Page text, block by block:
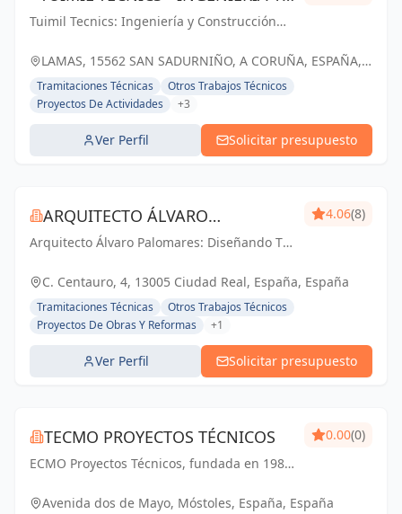
CONSTRUCCIÓN
Tuimil Tecnics: Ingeniería y Construcción
visión, nuestro compromiso.
LAMAS, 15562 SAN SADURNIÑO, A CORUÑA, ESPAÑA,
España
Tramitaciones Técnicas
Otros Trabajos Técnicos
Proyectos De Actividades
+3
Ver Perfil Solicitar presupuesto
ARQUITECTO ÁLVARO
PALOMARES
Arquitecto Álvaro Palomares: Diseñando Tu
4.06(8)
C. Centauro, 4, 13005 Ciudad Real, España, España
Tramitaciones Técnicas
Otros Trabajos Técnicos
Proyectos De Obras Y Reformas
+1
Ver Perfil Solicitar presupuesto
TECMO PROYECTOS TÉCNICOS
ECMO Proyectos Técnicos, fundada en 1989,
experiencia en la elaboración y tramitación
0.00(0)
Avenida dos de Mayo, Móstoles, España, España